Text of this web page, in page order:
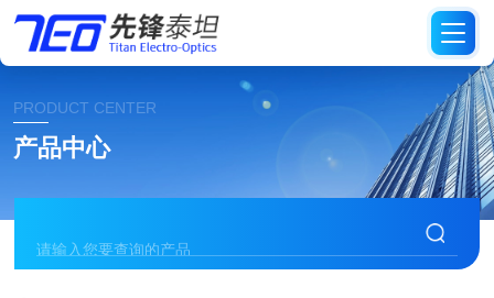
PRODUCT CENTER
产品中心